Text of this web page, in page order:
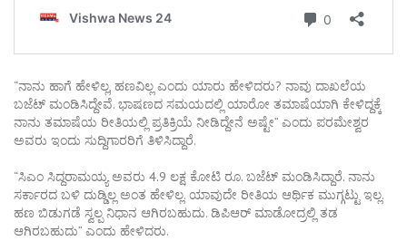
“ನಾನು ಹಾಗೆ ಹೇಳಿಲ್ಲ, ಹಣವಿಲ್ಲ ಎಂದು ಯಾರು ಹೇಳಿದರು? ನಾವು ದಾಖಲೆಯ
ಬಜೆಟ್ ಮಂಡಿಸಿದ್ದೇವೆ. ಭಾಷಣದ ಸಮಯದಲ್ಲಿ ಯಾರೋ ತಮಾಷೆಯಾಗಿ ಕೇಳಿದ್ದಕ್ಕೆ
ನಾನು ತಮಾಷೆಯ ರೀತಿಯಲ್ಲಿ ಪ್ರತಿಕ್ರಿಯೆ ನೀಡಿದ್ದೇನೆ ಅಷ್ಟೇ” ಎಂದು ಪರಮೇಶ್ವರ
ಅವರು ಇಂದು ಸುದ್ದಿಗಾರರಿಗೆ ತಿಳಿಸಿದ್ದಾರೆ.
“ಸಿಎಂ ಸಿದ್ದರಾಮಯ್ಯ ಅವರು 4.9 ಲಕ್ಷ ಕೋಟಿ ರೂ. ಬಜೆಟ್ ಮಂಡಿಸಿದ್ದಾರೆ. ನಾನು
ಸರ್ಕಾರದ ಬಳಿ ದುಡ್ಡಿಲ್ಲ ಅಂತ ಹೇಳಿಲ್ಲ. ಯಾವುದೇ ರೀತಿಯ ಆರ್ಥಿಕ ಮುಗ್ಗಟ್ಟು ಇಲ್ಲ.
ಹಣ ಬಿಡುಗಡೆ ಸ್ವಲ್ಪ ನಿಧಾನ ಆಗಿರಬಹುದು. ಡಿಪಿಆರ್ ಮಾಡೋದ್ರಲ್ಲಿ ತಡ
ಆಗಿರಬಹುದು” ಎಂದು ಹೇಳಿದರು.